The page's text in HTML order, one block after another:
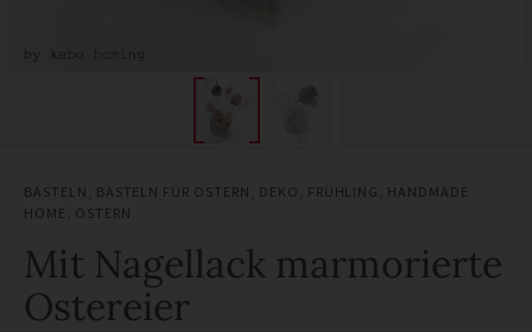
BASTELN BASTELN FÜR OSTERN DEKO FRÜHLING
HANDMADE
HOME
OSTERN
Mit Nagellack marmorierte
Ostereier